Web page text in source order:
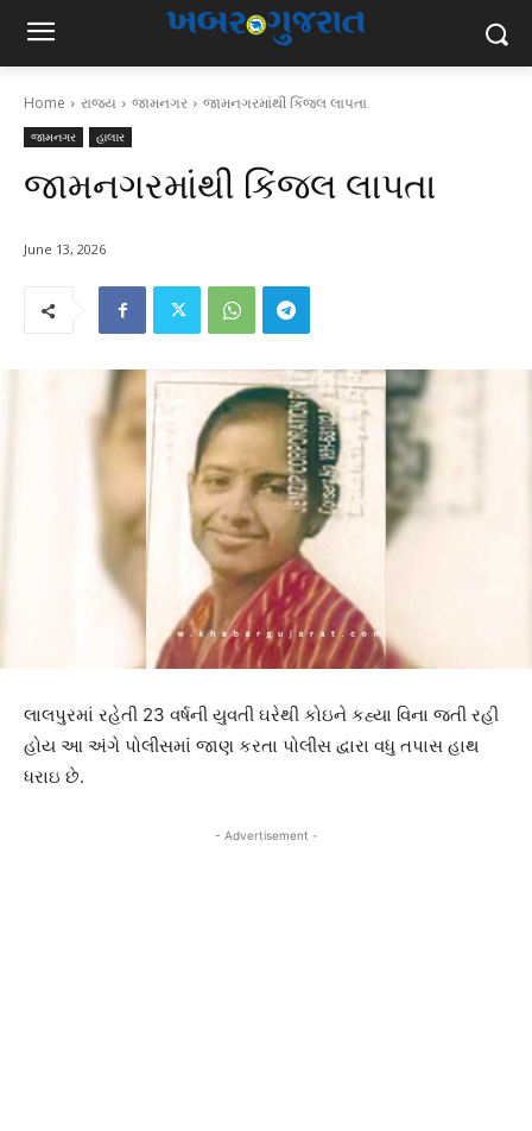
Home રાજ્ય જામનગર જામનગરમાંથી કિંજલ લાપતા
જામનગર હાલાર
જામનગરમાંથી કિંજલ લાપતા
June 13, 2026
લાલપુરમાં રહેતી 23 વર્ષની યુવતી ઘરેથી કોઇને કહ્યા વિના જતી રહી
હોય આ અંગે પોલીસમાં જાણ કરતા પોલીસ દ્વારા વધુ તપાસ હાથ
ધરાઇ છે.
- Advertisement -